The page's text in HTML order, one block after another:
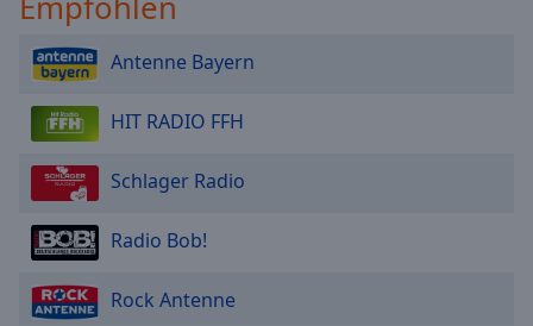
Antenne Bayern
HIT RADIO FFH
Schlager Radio
Radio Bob!
Rock Antenne